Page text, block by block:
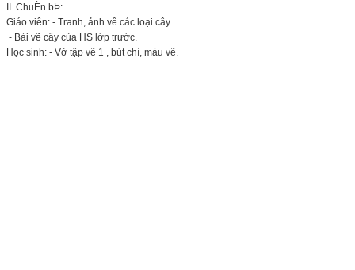
II. ChuÈn bÞ:
Giáo viên: - Tranh, ảnh về các loại cây.
- Bài vẽ cây của HS lớp trước.
Học sinh: - Vở tập vẽ 1 , bút chì, màu vẽ.